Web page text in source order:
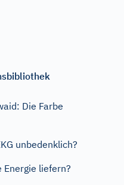
Die Farbe
unbedenklich?
Energie liefern?